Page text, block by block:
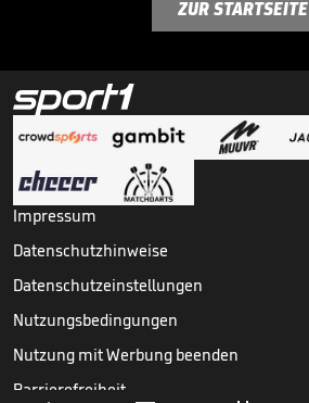
ZUR STARTSEITE
Impressum
Datenschutzhinweise
Datenschutzeinstellungen
Nutzungsbedingungen
Nutzung mit Werbung beenden
Barrierefreiheit